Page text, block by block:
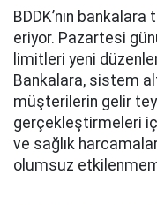
BDDK’nın bankalara
eriyor. Pazartesi
limitleri yeni
Bankalara, sistem
müşterilerin gelir
gerçekleştirmeleri
ve sağlık
olumsuz